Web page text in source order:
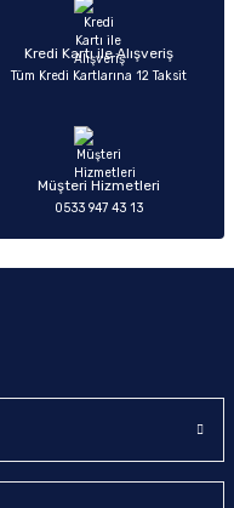
Kredi Kartı ile Alışveriş
Tüm Kredi Kartlarına 12 Taksit
Müşteri Hizmetleri
0533 947 43 13